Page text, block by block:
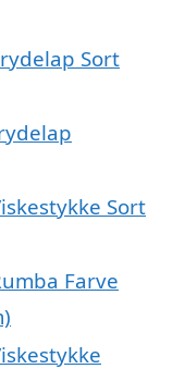
Sort
Sort
Farve